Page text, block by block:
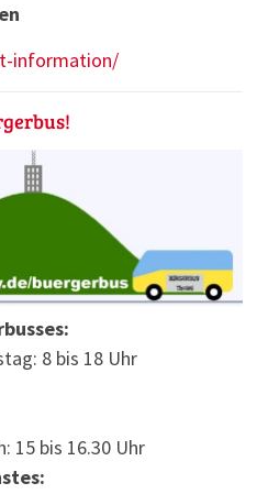
information/
8 bis 18 Uhr
15 bis 16.30 Uhr